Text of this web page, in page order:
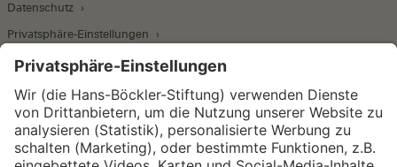
Datenschutz
Privatsphäre-Einstellungen
Wirtschafts- und Sozialwissenschaftliches Institut